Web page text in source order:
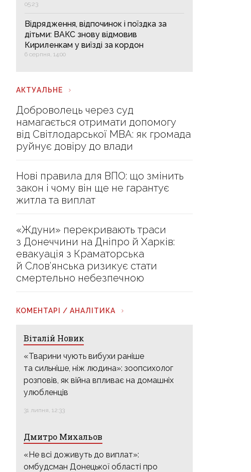
05:23
Відрядження, відпочинок і поїздка за
дітьми: ВАКС знову відмовив
Кириленкам у виїзді за кордон
6 серпня, 14:00
АКТУАЛЬНЕ
Доброволець через суд
намагається отримати допомогу
від Світлодарської МВА: як громада
руйнує довіру до влади
Нові правила для ВПО: що змінить
закон і чому він ще не гарантує
житла та виплат
«Ждуни» перекривають траси
з Донеччини на Дніпро й Харків:
евакуація з Краматорська
й Слов’янська ризикує стати
смертельно небезпечною
КОМЕНТАРІ / АНАЛІТИКА
Віталій Новик
«Тварини чують вибухи раніше
та сильніше, ніж людина»: зоопсихолог
розповів, як війна впливає на домашніх
улюбленців
31 липня, 12:33
Дмитро Михальов
«Не всі доживуть до виплат»:
омбудсман Донецької області про